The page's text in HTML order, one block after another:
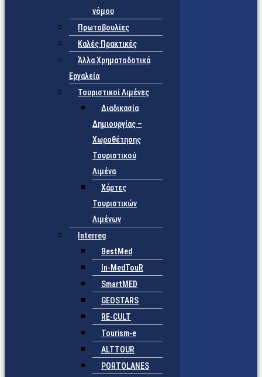
νόμου
Πρωτοβουλίες
Καλές Πρακτικές
Άλλα Χρηματοδοτικά
Εργαλεία
Τουριστικοί Λιμένες
Διαδικασία
Δημιουργίας –
Χωροθέτησης
Τουριστικού
Λιμένα
Χάρτες
Τουριστικών
Λιμένων
Interreg
BestMed
In-MedTouR
SmartMED
GEOSTARS
RE-CULT
Tourism-e
ALTTOUR
PORTOLANES